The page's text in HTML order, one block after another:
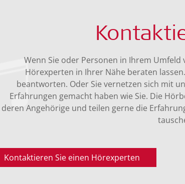
Wenn Sie oder Personen in Ihrem
Hörexperten in Ihrer Nähe beraten
beantworten. Oder Sie vernetzen sich mit
Erfahrungen gemacht haben wie Sie. Die
deren Angehörige und teilen gerne die
Kontaktieren Sie einen Hörexperten